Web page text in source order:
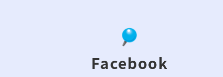
Facebook